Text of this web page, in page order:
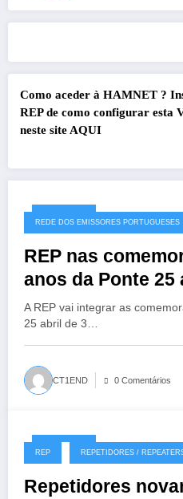
Como aceder à HAMNET ?
REP de como configurar esta
neste site AQUI
27/07/2026
REDE DOS EMISSORES PORTUGUESES
REP nas
anos da Ponte 25
A REP vai integrar as
25 abril de 3…
CT1END 0 Comentários
19/07/2026
REP REPETIDORES /
Repetidores